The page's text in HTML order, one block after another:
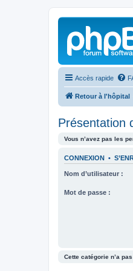
Accès rapide
Retour à l'hôpital
Présentation
Vous n’avez pas les
CONNEXION •
Nom d’utilisateur :
Mot de passe :
Cette catégorie n’a